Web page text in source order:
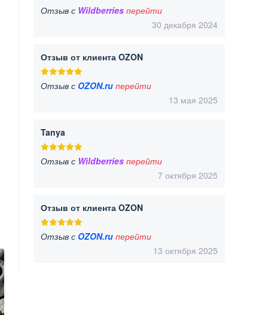
Отзыв с Wildberries перейти
30 декабря 2024
Отзыв от клиента OZON
Отзыв с OZON.ru перейти
13 мая 2025
Tanya
Отзыв с Wildberries перейти
7 октября 2025
Отзыв от клиента OZON
Отзыв с OZON.ru перейти
13 октября 2025